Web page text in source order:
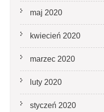
maj 2020
kwiecień 2020
marzec 2020
luty 2020
styczeń 2020